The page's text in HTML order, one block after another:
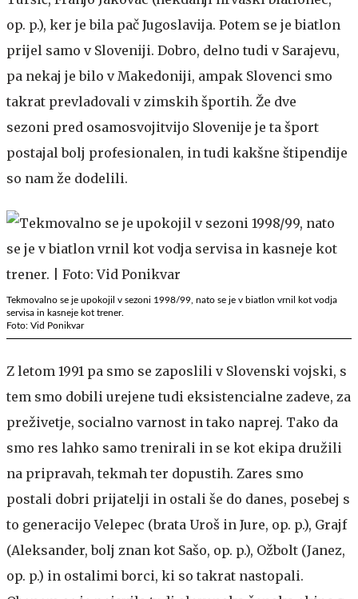
op. p.), ker je bila pač Jugoslavija. Potem se je biatlon
prijel samo v Sloveniji. Dobro, delno tudi v Sarajevu,
pa nekaj je bilo v Makedoniji, ampak Slovenci smo
takrat prevladovali v zimskih športih. Že dve
sezoni pred osamosvojitvijo Slovenije je ta šport
postajal bolj profesionalen, in tudi kakšne štipendije
so nam že dodelili.
Tekmovalno se je upokojil v sezoni 1998/99, nato se je v biatlon vrnil kot vodja
servisa in kasneje kot trener.
Foto: Vid Ponikvar
Z letom 1991 pa smo se zaposlili v Slovenski vojski, s
tem smo dobili urejene tudi eksistencialne zadeve, za
preživetje, socialno varnost in tako naprej. Tako da
smo res lahko samo trenirali in se kot ekipa družili
na pripravah, tekmah ter dopustih. Zares smo
postali dobri prijatelji in ostali še do danes, posebej s
to generacijo Velepec (brata Uroš in Jure, op. p.), Grajf
(Aleksander, bolj znan kot Sašo, op. p.), Ožbolt (Janez,
op. p.) in ostalimi borci, ki so takrat nastopali.